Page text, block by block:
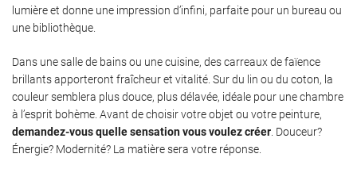
lumière et donne une impression d’infini, parfaite pour un bureau ou
une bibliothèque.
Dans une salle de bains ou une cuisine, des carreaux de faïence
brillants apporteront fraîcheur et vitalité. Sur du lin ou du coton, la
couleur semblera plus douce, plus délavée, idéale pour une chambre
à l’esprit bohème. Avant de choisir votre objet ou votre peinture,
demandez-vous quelle sensation vous voulez créer . Douceur?
Énergie? Modernité? La matière sera votre réponse.